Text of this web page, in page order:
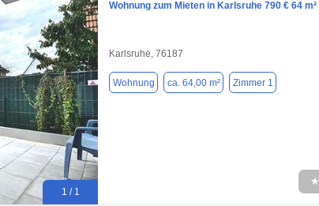
1 / 1
Wohnung zum Mieten in Karlsruhe 790 € 64 m²
Karlsruhe, 76187
Wohnung ca. 64,00 m² Zimmer 1
★